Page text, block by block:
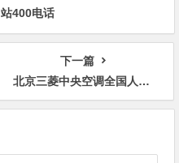
站400电话
下一篇
北京三菱中央空调全国人工售后维修客服服务电话